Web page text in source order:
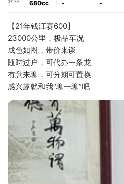
680cc - -
【21年钱江赛600】
23000公里，极品车况
成色如图，带价来谈
随时过户，可代办一条龙
有意来聊，可分期可置换
感兴趣就和我“聊一聊”吧